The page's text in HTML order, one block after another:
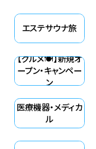
エステサウナ旅
【グルメ🍽】新規オ
ープン・キャンペー
ン
医療機器・メディカ
ル